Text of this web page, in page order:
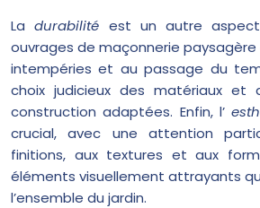
Ladurabilité est un autre
ouvrages de maçonnerie
intempéries et au passage du
choix judicieux des matériaux et
construction adaptées. Enfin, l’
crucial, avec une attention
finitions, aux textures et aux
éléments visuellement attrayants
l’ensemble du jardin.